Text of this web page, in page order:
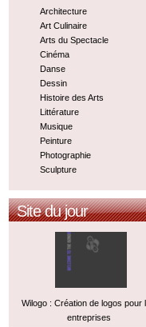
Architecture
Art Culinaire
Arts du Spectacle
Cinéma
Danse
Dessin
Histoire des Arts
Littérature
Musique
Peinture
Photographie
Sculpture
Site du jour
Wilogo : Création de logos pour
entreprises